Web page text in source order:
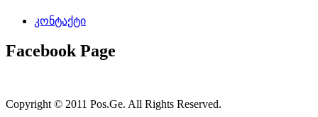
კონტაქტი
Facebook Page
Copyright © 2011 Pos.Ge. All Rights Reserved.